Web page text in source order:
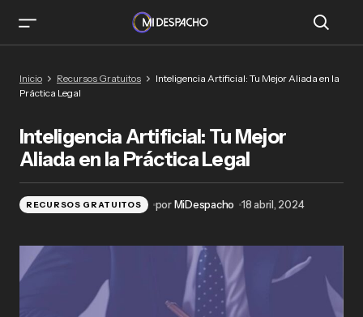
Práctica Legal
Inicio Recursos Gratuitos
Inteligencia Artificial: Tu Mejor Aliada en la
Práctica Legal
Inteligencia Artificial: Tu Mejor
Aliada en la Práctica Legal
RECURSOS GRATUITOS porMiDespacho 18 abril, 2024